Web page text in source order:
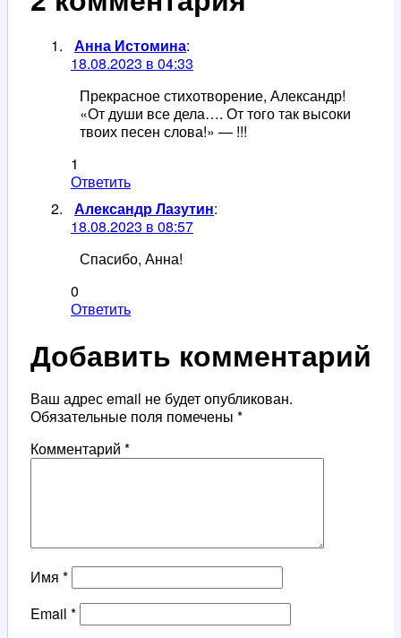
Анна Истомина:
18.08.2023 в 04:33
Прекрасное стихотворение, Александр!
«От души все дела…. От того так высоки
твоих песен слова!» — !!!
1
Ответить
Александр Лазутин:
18.08.2023 в 08:57
Спасибо, Анна!
0
Ответить
Добавить комментарий
Ваш адрес email не будет опубликован.
Обязательные поля помечены *
Комментарий *
Имя *
Email *